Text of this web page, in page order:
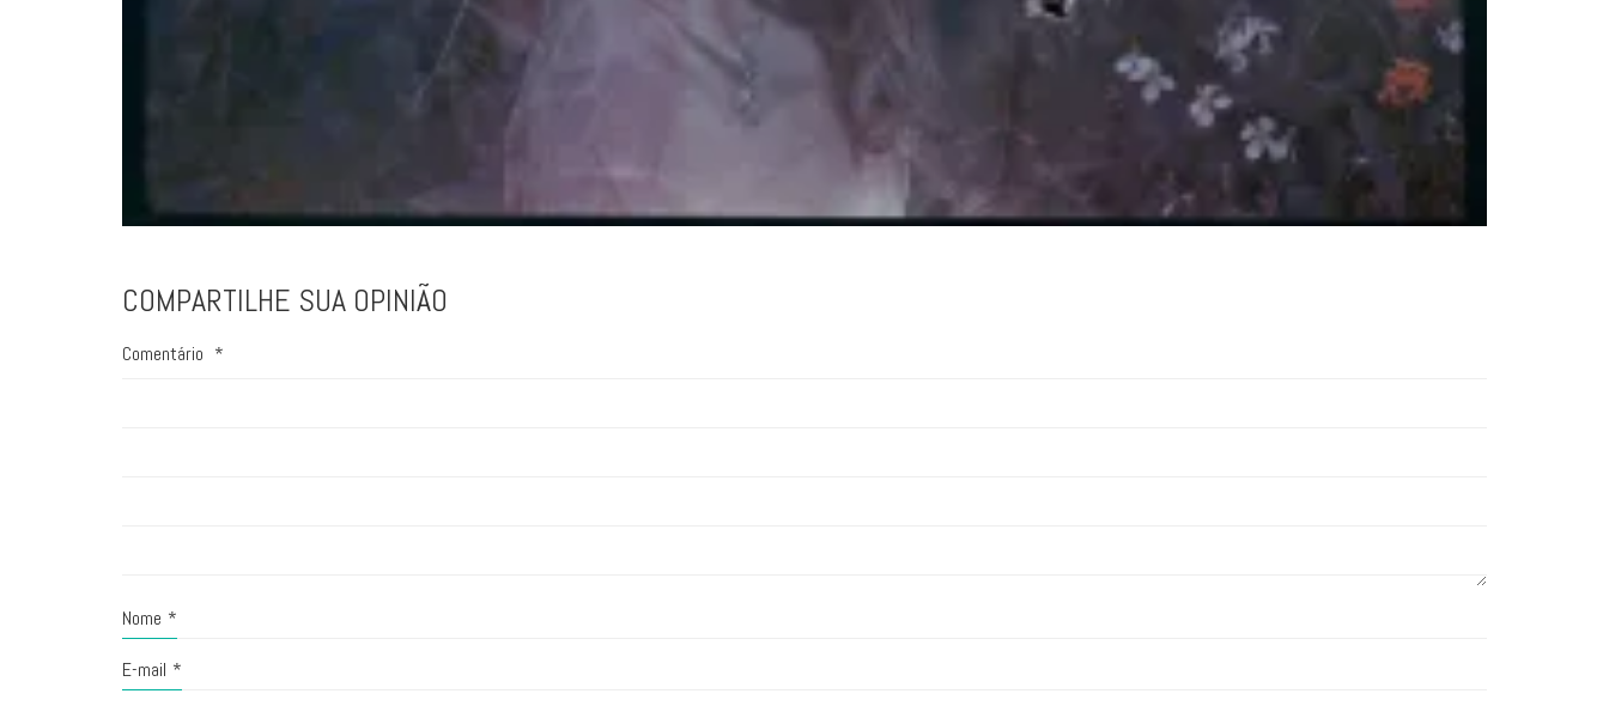
COMPARTILHE SUA OPINIÃO
Comentário *
Nome *
E-mail *